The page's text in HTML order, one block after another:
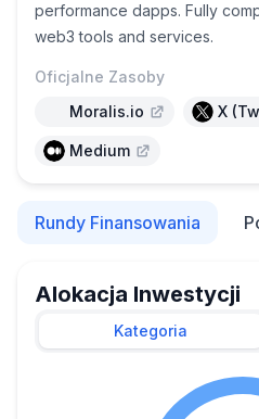
performance dapps. Fully
web3 tools and services.
Oficjalne Zasoby
Moralis.io
X
Medium
Rundy Finansowania
Alokacja Inwestycji
Kategoria